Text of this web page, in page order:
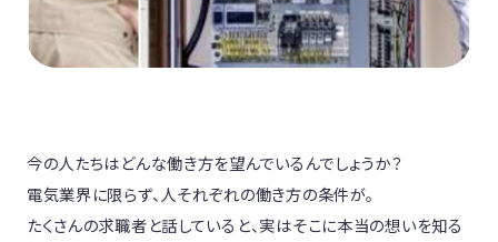
今の人たちはどんな働き方を望んでいるんでしょうか？
電気業界に限らず、人それぞれの働き方の条件が。
たくさんの求職者と話していると、実はそこに本当の想いを知る